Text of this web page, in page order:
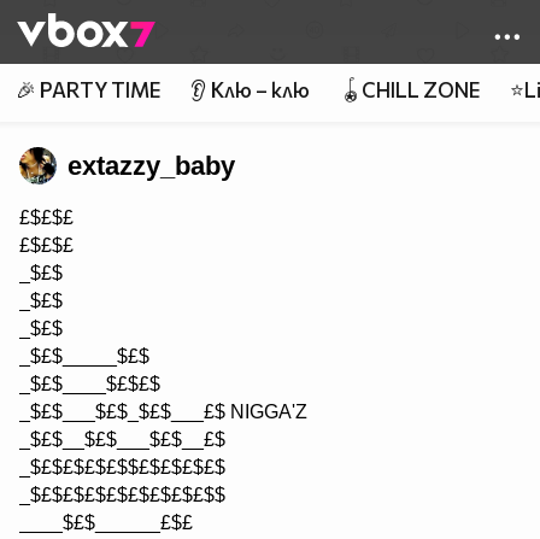
👾
🎉 PARTY TIME 👂 Клю – клю 🪀CHILL ZONE
extazzy_baby
£$£$£
£$£$£
_$£$
_$£$
_$£$
_$£$_____$£$
_$£$____$£$£$
_$£$___$£$_$£$___£$ NIGGA'Z
_$£$__$£$___$£$__£$
_$£$£$£$£$$£$£$£$£$
_$£$£$£$£$£$£$£$£$$
____$£$______£$£